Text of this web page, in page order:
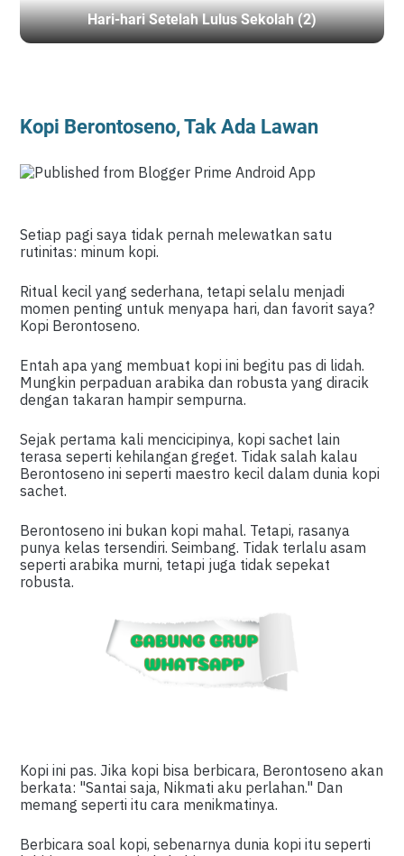
Hari-hari Setelah Lulus Sekolah (2)
Kopi Berontoseno, Tak Ada Lawan
Setiap pagi saya tidak pernah melewatkan satu
rutinitas: minum kopi.
Ritual kecil yang sederhana, tetapi selalu menjadi
momen penting untuk menyapa hari, dan favorit saya?
Kopi Berontoseno.
Entah apa yang membuat kopi ini begitu pas di lidah.
Mungkin perpaduan arabika dan robusta yang diracik
dengan takaran hampir sempurna.
Sejak pertama kali mencicipinya, kopi sachet lain
terasa seperti kehilangan greget. Tidak salah kalau
Berontoseno ini seperti maestro kecil dalam dunia kopi
sachet.
Berontoseno ini bukan kopi mahal. Tetapi, rasanya
punya kelas tersendiri. Seimbang. Tidak terlalu asam
seperti arabika murni, tetapi juga tidak sepekat
robusta.
Kopi ini pas. Jika kopi bisa berbicara, Berontoseno akan
berkata: "Santai saja, Nikmati aku perlahan." Dan
memang seperti itu cara menikmatinya.
Berbicara soal kopi, sebenarnya dunia kopi itu seperti